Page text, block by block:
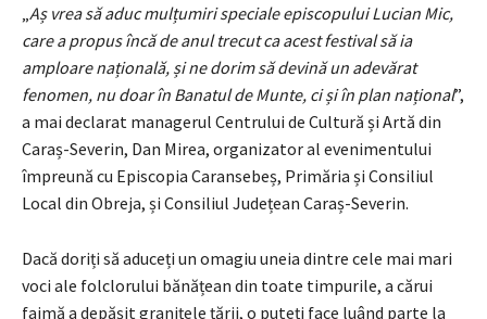
Aș vrea să aduc mulțumiri speciale episcopului Lucian Mic,
care a propus încă de anul trecut ca acest festival să ia
amploare națională, și ne dorim să devină un adevărat
fenomen, nu doar în Banatul de Munte, ci și în plan național”,
a mai declarat managerul Centrului de Cultură și Artă din
Caraș-Severin, Dan Mirea, organizator al evenimentului
împreună cu Episcopia Caransebeș, Primăria și Consiliul
Local din Obreja, și Consiliul Județean Caraș-Severin.
Dacă doriți să aduceți un omagiu uneia dintre cele mai mari
voci ale folclorului bănățean din toate timpurile, a cărui
faimă a depășit granițele țării, o puteți face luând parte la